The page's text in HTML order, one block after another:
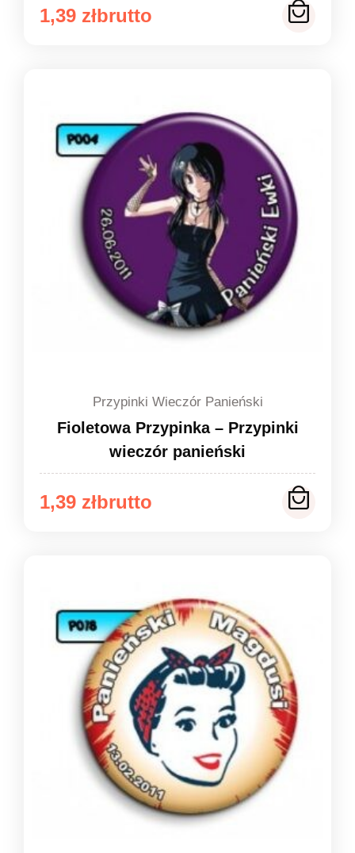
1,39 zł
Zakres
do
1,49 zł
Przypinki Wieczór Panieński
Fioletowa Przypinka – Przypinki
wieczór panieński
1,39 zł
Zakres
do
1,49 zł